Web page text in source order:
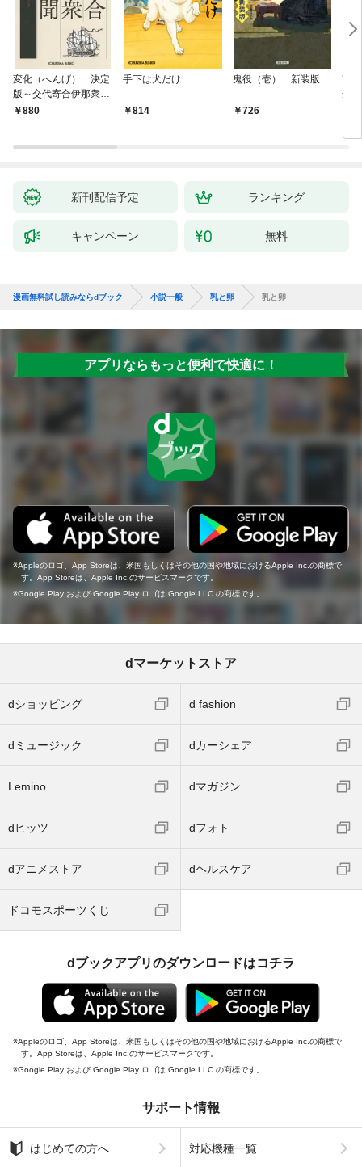
変化（へんげ） 決定
版～交代寄合伊那衆異
聞（1）～
880
手下は犬だけ
814
鬼役（壱） 新装版
726
南
舟
新刊配信予定 ランキング
キャンペーン 無料
漫画無料試し読みならdブック 小説一般 乳と卵 乳と卵
アプリならもっと便利で快適に！
Appleのロゴ、App Storeは、米国もしくはその他の国や地域におけるApple Inc.の商標で
す。App Storeは、Apple Inc.のサービスマークです。
Google Play および Google Play ロゴは Google LLC の商標です。
dマーケットストア
dショッピング d fashion
dミュージック dカーシェア
Lemino dマガジン
dヒッツ dフォト
dアニメストア dヘルスケア
ドコモスポーツくじ
dブックアプリのダウンロードはコチラ
Appleのロゴ、App Storeは、米国もしくはその他の国や地域におけるApple Inc.の商標で
す。App Storeは、Apple Inc.のサービスマークです。
Google Play および Google Play ロゴは Google LLC の商標です。
サポート情報
はじめての方へ 対応機種一覧